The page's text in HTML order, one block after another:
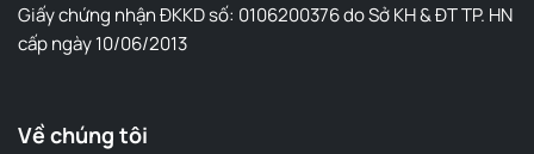
Giấy chứng nhận ĐKKD số: 0106200376 do Sở KH & ĐT TP. HN
cấp ngày 10/06/2013
Về chúng tôi